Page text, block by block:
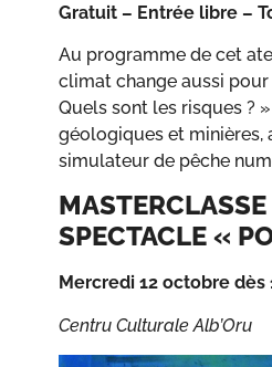
Gratuit – Entrée libre –
Au programme de cet
climat change aussi
Quels sont les risques ?
géologiques et minières,
simulateur de pêche
SPECTACLE «
Mercredi 12 octobre dès
Centru Culturale Alb’Oru